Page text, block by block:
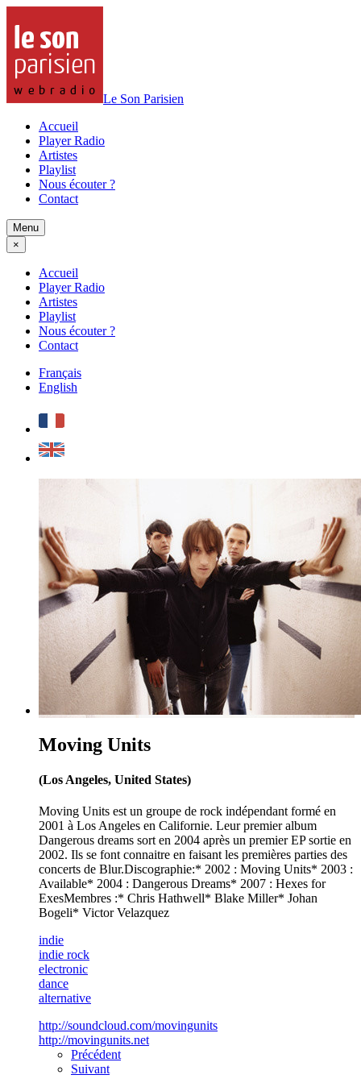
Le Son Parisien
Accueil
Player Radio
Artistes
Playlist
Nous écouter ?
Contact
Menu
×
Accueil
Player Radio
Artistes
Playlist
Nous écouter ?
Contact
Français
English
Moving Units
(Los Angeles, United States)
Moving Units est un groupe de rock indépendant formé en
2001 à Los Angeles en Californie. Leur premier album
Dangerous dreams sort en 2004 après un premier EP sortie en
2002. Ils se font connaitre en faisant les premières parties des
concerts de Blur.Discographie:* 2002 : Moving Units* 2003 :
Available* 2004 : Dangerous Dreams* 2007 : Hexes for
ExesMembres :* Chris Hathwell* Blake Miller* Johan
Bogeli* Victor Velazquez
indie
indie rock
electronic
dance
alternative
http://soundcloud.com/movingunits
http://movingunits.net
Précédent
Suivant